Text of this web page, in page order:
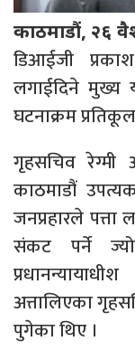
काठमाडौं, २६
डिआईजी
लगाईदिने मुख्य
घटनाक्रम
गृहसचिव
काठमाडौं
जनप्रहारले पत्ता
संकट पर्ने
अत्तालिएका
पुगेका थिए ।